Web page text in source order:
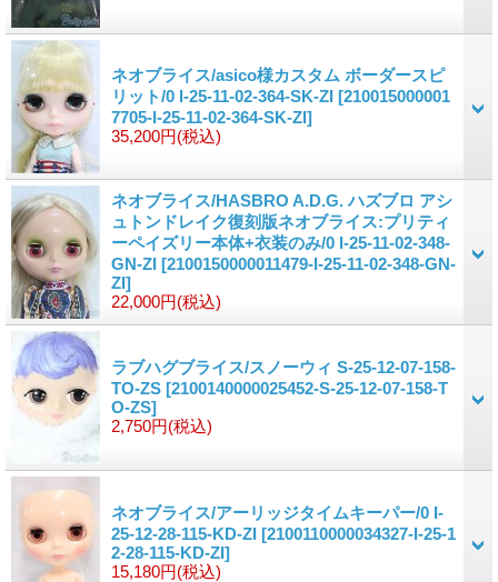
ネオブライス/asico様カスタム ボーダースピ
リット/0 I-25-11-02-364-SK-ZI [210015000001
7705-I-25-11-02-364-SK-ZI]
35,200円(税込)
ネオブライス/HASBRO A.D.G. ハズブロ アシ
ュトンドレイク復刻版ネオブライス:プリティ
ーペイズリー本体+衣装のみ/0 I-25-11-02-348-
GN-ZI [2100150000011479-I-25-11-02-348-GN-
ZI]
22,000円(税込)
ラブハグブライス/スノーウィ S-25-12-07-158-
TO-ZS [2100140000025452-S-25-12-07-158-T
O-ZS]
2,750円(税込)
ネオブライス/アーリッジタイムキーパー/0 I-
25-12-28-115-KD-ZI [2100110000034327-I-25-1
2-28-115-KD-ZI]
15,180円(税込)